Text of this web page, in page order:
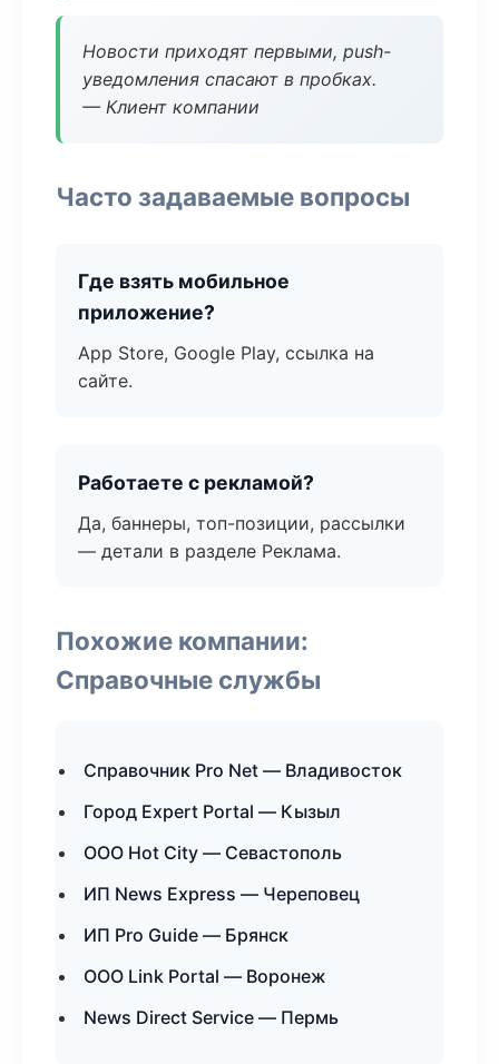
Новости приходят первыми, push-
уведомления спасают в пробках.
— Клиент компании
Часто задаваемые вопросы
Где взять мобильное
приложение?
App Store, Google Play, ссылка на
сайте.
Работаете с рекламой?
Да, баннеры, топ-позиции, рассылки
— детали в разделе Реклама.
Похожие компании:
Справочные службы
Справочник Pro Net — Владивосток
Город Expert Portal — Кызыл
ООО Hot City — Севастополь
ИП News Express — Череповец
ИП Pro Guide — Брянск
ООО Link Portal — Воронеж
News Direct Service — Пермь